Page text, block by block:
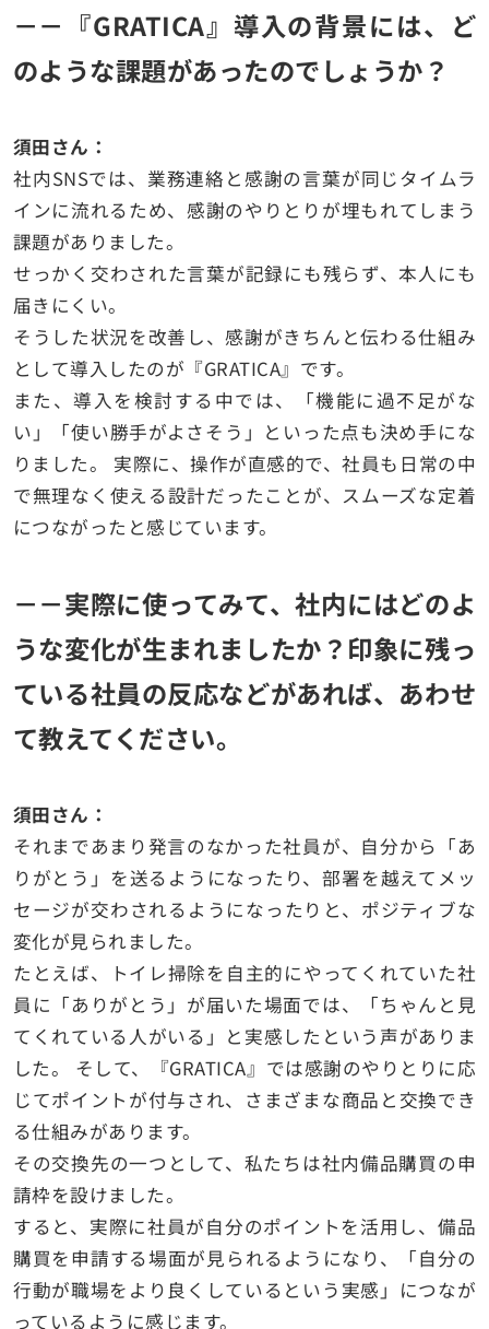
－－『GRATICA』導入の背景には、ど
のような課題があったのでしょうか？
須田さん：
社内SNSでは、業務連絡と感謝の言葉が同じタイムラ
インに流れるため、感謝のやりとりが埋もれてしまう
課題がありました。
せっかく交わされた言葉が記録にも残らず、本人にも
届きにくい。
そうした状況を改善し、感謝がきちんと伝わる仕組み
として導入したのが『GRATICA』です。
また、導入を検討する中では、「機能に過不足がな
い」「使い勝手がよさそう」といった点も決め手にな
りました。 実際に、操作が直感的で、社員も日常の中
で無理なく使える設計だったことが、スムーズな定着
につながったと感じています。
－－実際に使ってみて、社内にはどのよ
うな変化が生まれましたか？印象に残っ
ている社員の反応などがあれば、あわせ
て教えてください。
須田さん：
それまであまり発言のなかった社員が、自分から「あ
りがとう」を送るようになったり、部署を越えてメッ
セージが交わされるようになったりと、ポジティブな
変化が見られました。
たとえば、トイレ掃除を自主的にやってくれていた社
員に「ありがとう」が届いた場面では、「ちゃんと見
てくれている人がいる」と実感したという声がありま
した。 そして、『GRATICA』では感謝のやりとりに応
じてポイントが付与され、さまざまな商品と交換でき
る仕組みがあります。
その交換先の一つとして、私たちは社内備品購買の申
請枠を設けました。
すると、実際に社員が自分のポイントを活用し、備品
購買を申請する場面が見られるようになり、「自分の
行動が職場をより良くしているという実感」につなが
っているように感じます。